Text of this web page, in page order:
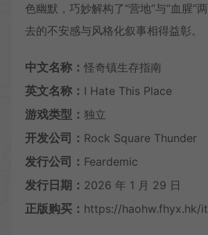
色幽默，巧妙解构了“营地”与“血腥”
去的不安感与风格化叙事相得益彰。
中文名称： 怪奇镇生存指南
英文名称： I Hate This Place
游戏类型： 独立
开发公司： Rock Square Thunder
发行公司： Feardemic
发行日期： 2026 年 1 月 29 日
正版购买： https://haohw.fhyx.hk/